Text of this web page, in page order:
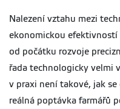
Nalezení vztahu mezi
ekonomickou
od počátku rozvoje
řada technologicky velmi
v praxi není takové, jak
reálná poptávka farmářů